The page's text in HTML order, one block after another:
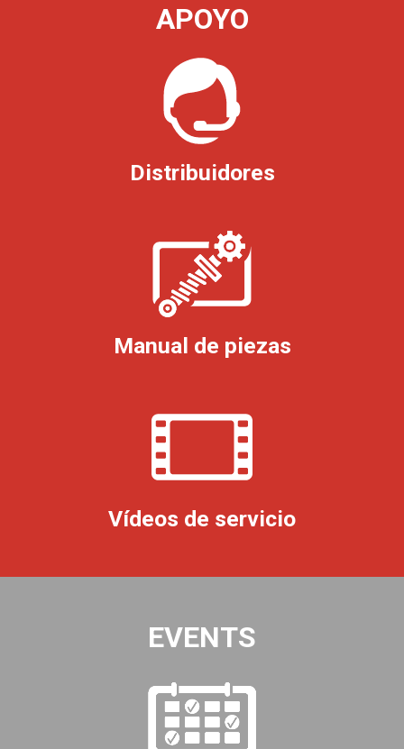
APOYO
Distribuidores
Manual de piezas
Vídeos de servicio
EVENTS